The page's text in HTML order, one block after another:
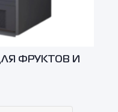
ФРУКТОВ И